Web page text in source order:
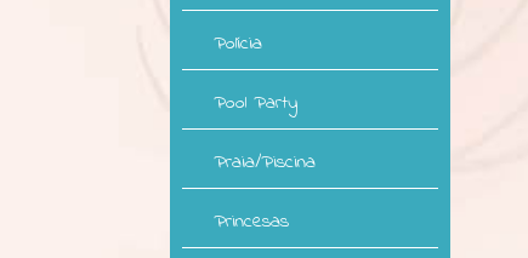
Polícia
Pool Party
Praia/Piscina
Princesas